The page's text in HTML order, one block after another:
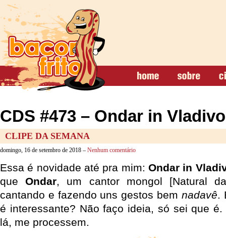
CDS #473 – Ondar in
CLIPE DA SEMANA
domingo, 16 de setembro de 2018 – Nenhum comentário
Essa é novidade até pra mim: Ondar in
queOndar, um cantor mongol [Natural
cantando e fazendo uns gestos bem nadavê.
é interessante? Não faço ideia, só sei que
lá, me processem.